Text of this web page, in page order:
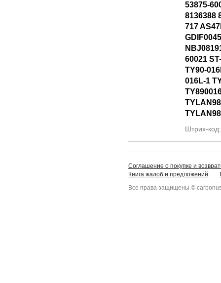
53875-
8136388
717
60021
TY90-
016L-1
Штрих-
Соглашение о покупке и
Книга жалоб и предложений
Все права защищены ©